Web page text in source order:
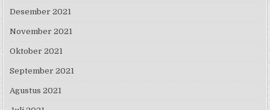
Desember 2021
November 2021
Oktober 2021
September 2021
Agustus 2021